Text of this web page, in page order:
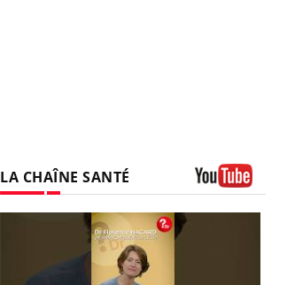
LA CHAÎNE SANTÉ